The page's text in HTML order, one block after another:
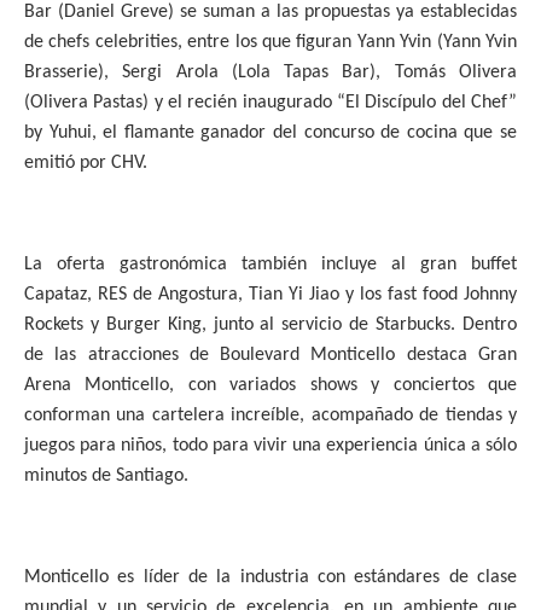
Bar (Daniel Greve) se suman a las propuestas ya establecidas
de chefs celebrities, entre los que figuran Yann Yvin (Yann Yvin
Brasserie), Sergi Arola (Lola Tapas Bar), Tomás Olivera
(Olivera Pastas) y el recién inaugurado “El Discípulo del Chef”
by Yuhui, el flamante ganador del concurso de cocina que se
emitió por CHV.
La oferta gastronómica también incluye al gran buffet
Capataz, RES de Angostura, Tian Yi Jiao y los fast food Johnny
Rockets y Burger King, junto al servicio de Starbucks. Dentro
de las atracciones de Boulevard Monticello destaca Gran
Arena Monticello, con variados shows y conciertos que
conforman una cartelera increíble, acompañado de tiendas y
juegos para niños, todo para vivir una experiencia única a sólo
minutos de Santiago.
Monticello es líder de la industria con estándares de clase